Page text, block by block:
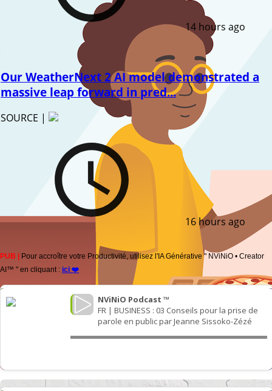
14 hours ago
Our WeatherNext 2 AI model demonstrated a
massive leap forward in pred...
SOURCE |
16 hours ago
PUB |
Pour accroître votre Productivité, utilisez l'IA Générative " NViNiO • Creator
AI™ " en cliquant : ici ❤️